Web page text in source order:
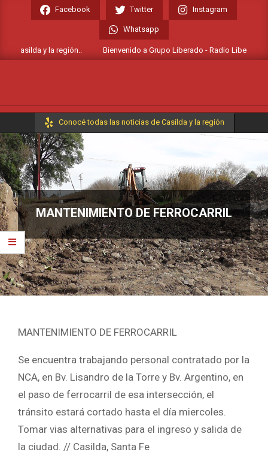
Facebook Twitter Instagram
Whatsapp
Casilda y la región.. Bienvenido a Grupo Liberado - Radio Liberada
Primary
Menu
Conocé todas las noticias de Casilda y la región
MANTENIMIENTO DE FERROCARRIL
MANTENIMIENTO DE FERROCARRIL
Se encuentra trabajando personal contratado por la
NCA, en Bv. Lisandro de la Torre y Bv. Argentino, en
el paso de ferrocarril de esa intersección, el
tránsito estará cortado hasta el día miercoles.
Tomar vias alternativas para el ingreso y salida de
la ciudad. // Casilda, Santa Fe